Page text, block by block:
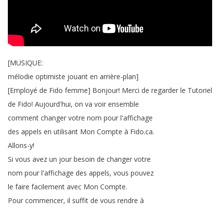
[MUSIQUE:
mélodie optimiste jouant en arrière-plan]
[Employé de Fido femme] Bonjour! Merci de regarder le Tutoriel
de Fido! Aujourd'hui, on va voir ensemble
comment changer votre nom pour l'affichage
des appels en utilisant Mon Compte à Fido.ca.
Allons-y!
Si vous avez un jour besoin de changer votre
nom pour l'affichage des appels, vous pouvez
le faire facilement avec Mon Compte.
Pour commencer, il suffit de vous rendre à